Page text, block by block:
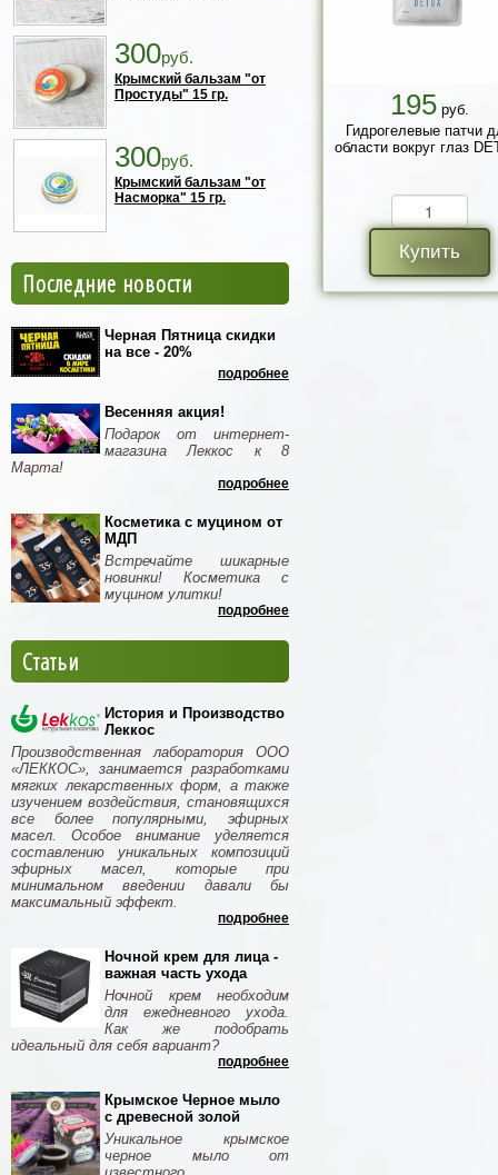
300руб.
Крымский бальзам "от
Простуды" 15 гр.
300руб.
Крымский бальзам "от
Насморка" 15 гр.
Последние новости
Черная Пятница скидки
на все - 20%
подробнее
Весенняя акция!
Подарок от интернет-
магазина Леккос к 8
Марта!
подробнее
Косметика с муцином от
МДП
Встречайте шикарные
новинки! Косметика с
муцином улитки!
подробнее
Статьи
История и Производство
Леккос
Производственная лаборатория ООО
«ЛЕККОС», занимается разработками
мягких лекарственных форм, а также
изучением воздействия, становящихся
все более популярными, эфирных
масел. Особое внимание уделяется
составлению уникальных композиций
эфирных масел, которые при
минимальном введении давали бы
максимальный эффект.
подробнее
Ночной крем для лица -
важная часть ухода
Ночной крем необходим
для ежедневного ухода.
Как же подобрать
идеальный для себя вариант?
подробнее
Крымское Черное мыло
с древесной золой
Уникальное крымское
черное мыло от
195руб.
Гидрогелевые патчи
области вокруг глаз
Купить